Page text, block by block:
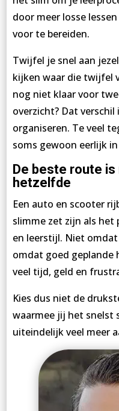
door meer losse
voor te bereiden.
Twijfel je snel aan
kijken waar die twijfel
nog niet klaar voor
overzicht? Dat
organiseren. Te veel
soms gewoon eerlijk
De beste route
hetzelfde
Een auto en scooter
slimme zet zijn als
en leerstijl. Niet
omdat goed geplande
veel tijd, geld en
Kies dus niet de
waarmee jij het snelst
uiteindelijk veel meer